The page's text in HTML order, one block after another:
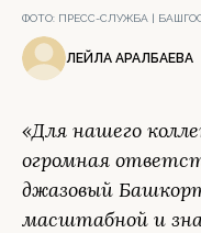
ФОТО: ПРЕСС-СЛУЖБА |
ЛЕЙЛА АРАЛБАЕВА
«Для нашего
огромная
джазовый
масштабной и